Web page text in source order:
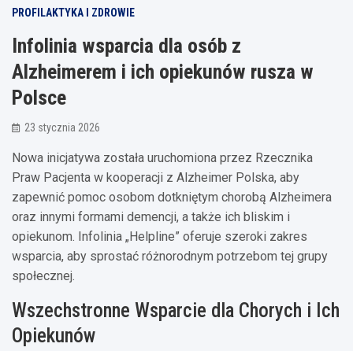
PROFILAKTYKA I ZDROWIE
Infolinia wsparcia dla osób z
Alzheimerem i ich opiekunów rusza w
Polsce
23 stycznia 2026
Nowa inicjatywa została uruchomiona przez Rzecznika
Praw Pacjenta w kooperacji z Alzheimer Polska, aby
zapewnić pomoc osobom dotkniętym chorobą Alzheimera
oraz innymi formami demencji, a także ich bliskim i
opiekunom. Infolinia „Helpline” oferuje szeroki zakres
wsparcia, aby sprostać różnorodnym potrzebom tej grupy
społecznej.
Wszechstronne Wsparcie dla Chorych i Ich
Opiekunów